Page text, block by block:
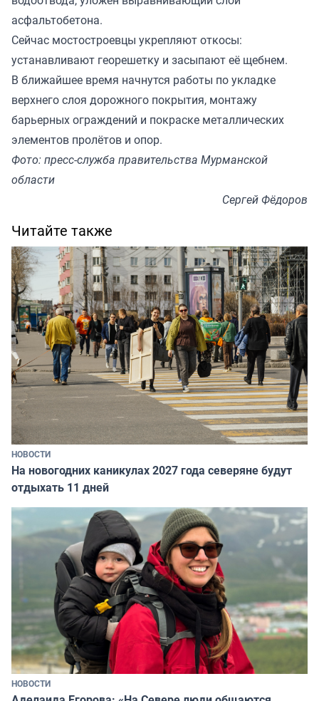
асфальтобетона.
Сейчас мостостроевцы укрепляют откосы:
устанавливают георешетку и засыпают её щебнем.
В ближайшее время начнутся работы по укладке
верхнего слоя дорожного покрытия, монтажу
барьерных ограждений и покраске металлических
элементов пролётов и опор.
Фото: пресс-служба правительства Мурманской
области
Сергей Фёдоров
Читайте также
НОВОСТИ
На новогодних каникулах 2027 года северяне будут
отдыхать 11 дней
НОВОСТИ